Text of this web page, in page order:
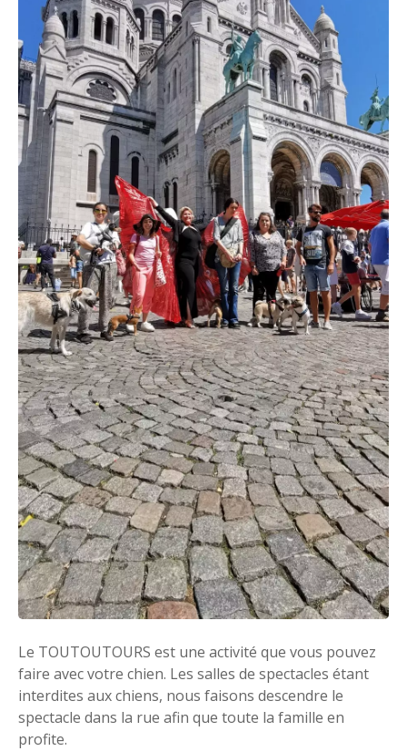
Le TOUTOUTOURS est une activité que vous pouvez
faire avec votre chien. Les salles de spectacles étant
interdites aux chiens, nous faisons descendre le
spectacle dans la rue afin que toute la famille en
profite.